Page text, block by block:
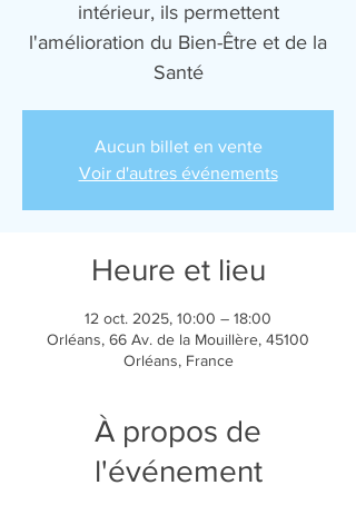
intérieur, ils permettent
l'amélioration du Bien-Être et de la
Santé
Aucun billet en vente
Voir d'autres événements
Heure et lieu
12 oct. 2025, 10:00 – 18:00
Orléans, 66 Av. de la Mouillère, 45100
Orléans, France
À propos de
l'événement